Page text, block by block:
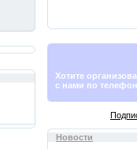
Хотите
с нами по
Новости